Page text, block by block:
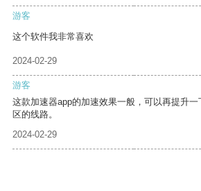
游客
这个软件我非常喜欢
2024-02-29
游客
这款加速器app的加速效果一般，可以再提升
区的线路。
2024-02-29